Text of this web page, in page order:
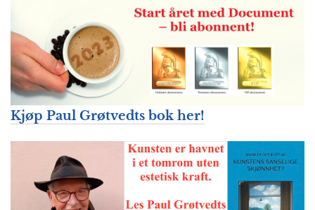
Kjøp Paul Grøtvedts bok her!